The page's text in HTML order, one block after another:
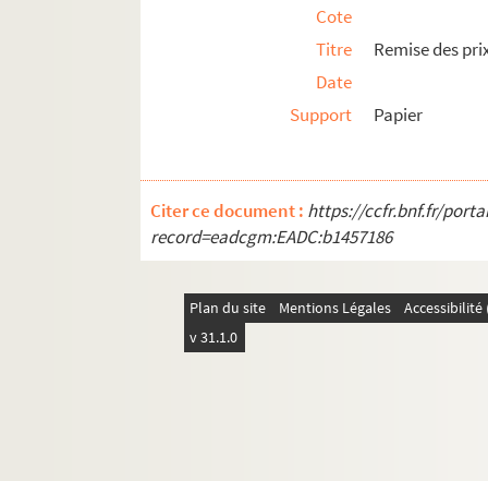
Cote
Titre
Remise des
Date
Support
Papier
Citer ce document : https://ccfr.bnf.fr/
record=eadcgm:EADC:b1457186
Plan du site Mentions Légales
v 31.1.0